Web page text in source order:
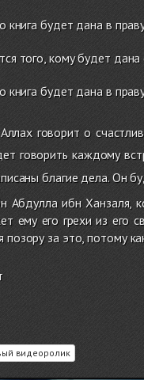
книга будет дана в
того, кому будет дана
книга будет дана в
говорит о
говорить каждому
благие дела. Он
Абдулла ибн Ханзаля,
ему его грехи из его
за это, потому
видеоролик